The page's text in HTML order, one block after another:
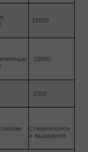
16000
10000
2000
Стационарное
и выдвижное